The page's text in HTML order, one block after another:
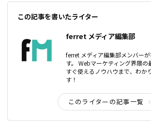
この記事を書いたライター
ferret メディア編集部
ferret メディア編集部メンバー
す。 Webマーケティング界隈の
すぐ使えるノウハウまで、わか
す！
このライターの記事一覧